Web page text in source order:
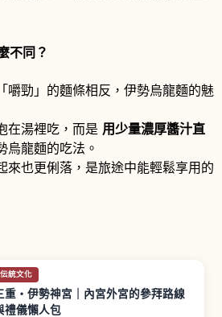
不同？
嚼勁」的麵條相反，伊勢烏龍麵的魅
在湯裡吃，而是 用少量濃厚醬汁直
烏龍麵的吃法。
來也更俐落，是旅途中能輕鬆享用的
伝統文化
重・伊勢神宮｜內宮外宮的參拜路線
禮儀懶人包